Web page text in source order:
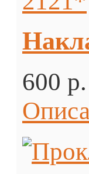
600 p.